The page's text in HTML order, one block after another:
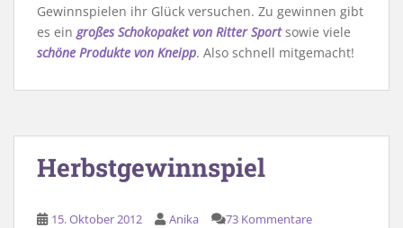
Gewinnspielen ihr Glück versuchen. Zu gewinnen gibt
es ein großes Schokopaket von Ritter Sportsowie viele
schöne Produkte von Kneipp. Also schnell mitgemacht!
Herbstgewinnspiel
15. Oktober 2012 Anika 73 Kommentare